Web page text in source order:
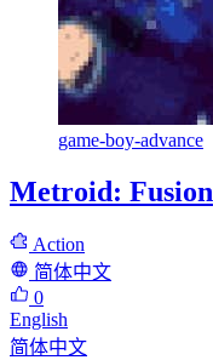
game-boy-advance
Metroid: Fusion
Action
简体中文
0
English
简体中文